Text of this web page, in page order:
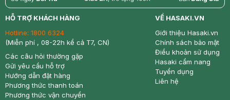
return nowfree price
HỖ TRỢ KHÁCH HÀNG
Hotline: 1800 6324
(Miễn phí , 08-22h kể cả T7, CN)
Các câu hỏi thường gặp
Gửi yêu cầu hỗ trợ
Hướng dẫn đặt hàng
Phương thức thanh toán
Phương thức vận chuyển
VỀ HASAKI.VN
Giới thiệu Hasaki.vn
Chính sách bảo mật
Điều khoản sử dụng
Hasaki cẩm nang
Tuyển dụng
Liên hệ